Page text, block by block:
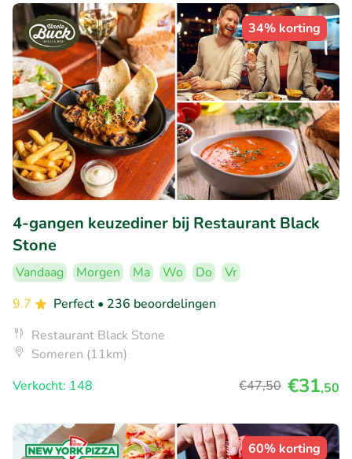
34% korting
4-gangen keuzediner bij Restaurant Black
Stone
Vandaag Morgen Ma Wo Do
Vr
9.7
Perfect • 236 beoordelingen
Restaurant Black Stone
Someren (11km)
Verkocht: 148
€47,50 €31,50
60% korting